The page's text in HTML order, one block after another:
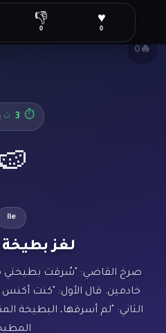
⏱
3 ث
lie
لغز
صرخ القاضي: "سُرقت بطيختي
خادمين. قال الأول: "كنت أكنس
الثاني: "لم أسرقها، البطيخة
🔥
0
♥
0
👎
0